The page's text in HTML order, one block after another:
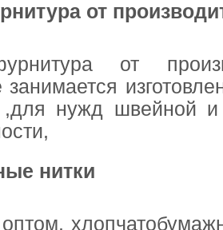
от
от
занимается
нужд швейной и
нитки